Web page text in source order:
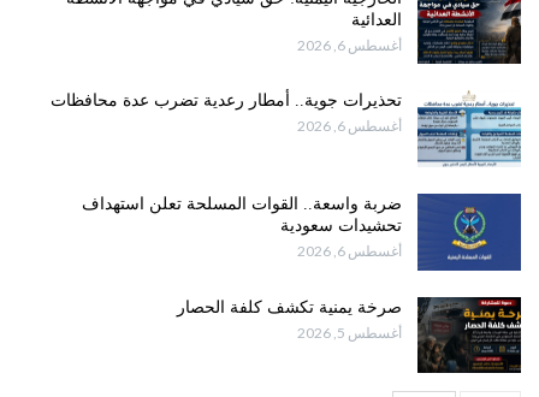
العدائية
أغسطس 6, 2026
تحذيرات جوية.. أمطار رعدية تضرب عدة محافظات
أغسطس 6, 2026
ضربة واسعة.. القوات المسلحة تعلن استهداف
تحشيدات سعودية
أغسطس 6, 2026
صرخة يمنية تكشف كلفة الحصار
أغسطس 5, 2026